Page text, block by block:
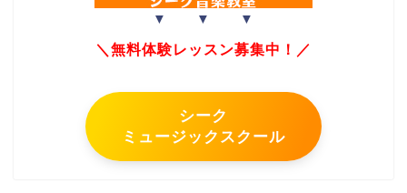
▼ ▼ ▼
＼無料体験レッスン募集中！／
シーク
ミュージックスクール